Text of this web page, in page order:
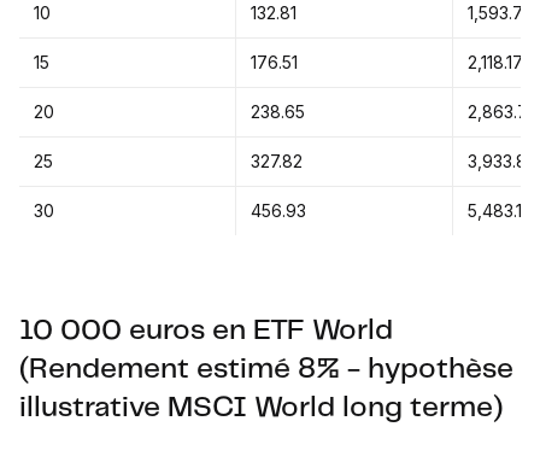
10 132.81 1,593.74
15 176.51 2,118.17
20 238.65 2,863.75
25 327.82 3,933.88
30 456.93 5,483.13
10 000 euros en ETF World
(Rendement estimé 8% - hypothèse
illustrative MSCI World long terme)